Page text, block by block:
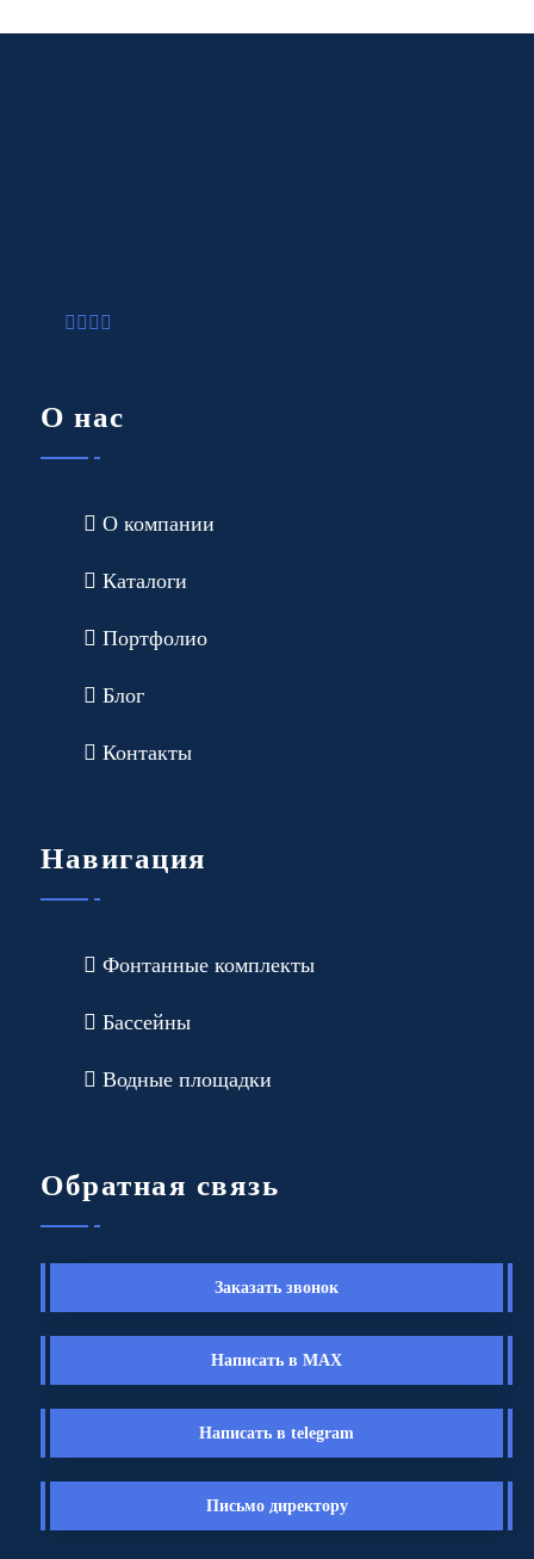
О нас
О компании
Каталоги
Портфолио
Блог
Контакты
Навигация
Фонтанные комплекты
Бассейны
Водные площадки
Обратная связь
Заказать звонок
Написать в MAX
Написать в telegram
Письмо директору